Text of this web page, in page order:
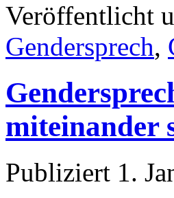
Veröffentlicht
Gendersprech,
miteinander
Publiziert 1.